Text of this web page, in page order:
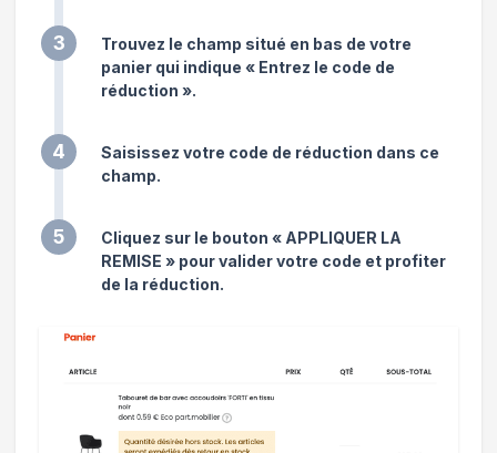
3
Trouvez le champ situé en bas de votre
panier qui indique « Entrez le code de
réduction ».
4
Saisissez votre code de réduction dans ce
champ.
5
Cliquez sur le bouton « APPLIQUER LA
REMISE » pour valider votre code et profiter
de la réduction.